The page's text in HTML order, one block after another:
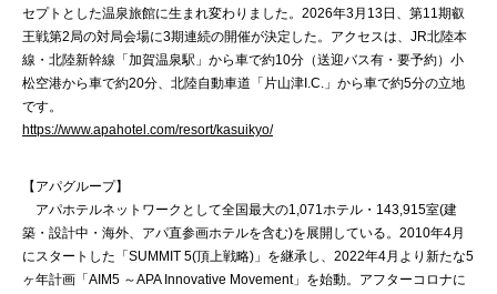
セプトとした温泉旅館に生まれ変わりました。2026年3月13日、第11期叡
王戦第2局の対局会場に3期連続の開催が決定した。アクセスは、JR北陸本
線・北陸新幹線「加賀温泉駅」から車で約10分（送迎バス有・要予約）小
松空港から車で約20分、北陸自動車道「片山津I.C.」から車で約5分の立地
です。
https://www.apahotel.com/resort/kasuikyo/
【アパグループ】
アパホテルネットワークとして全国最大の1,071ホテル・143,915室(建
築・設計中・海外、アパ直参画ホテルを含む)を展開している。2010年4月
にスタートした「SUMMIT 5(頂上戦略)」を継承し、2022年4月より新たな5
ヶ年計画「AIM5 ～APA Innovative Movement」を始動。アフターコロナに